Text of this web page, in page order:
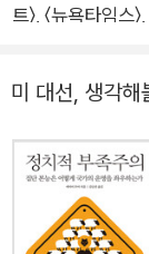
트〉, 〈뉴욕타임스〉, CNN 강력
엇이 트럼프의 귀
소수가 상식적인 다수를
의 한계를 파헤친 하버드
고한 현대의 고전
《어떻게 극단적
드대 정치학과
미 대선, 생각해